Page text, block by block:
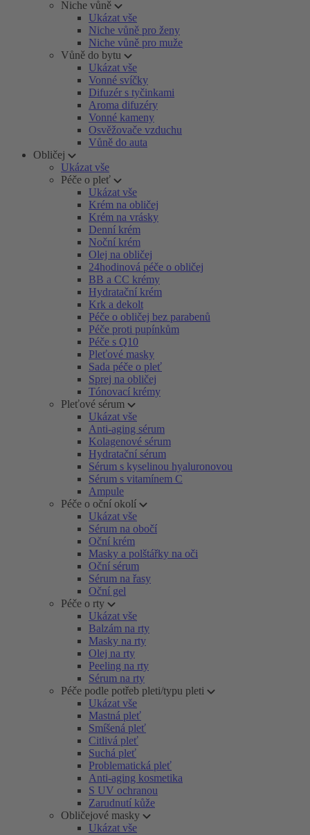
Niche vůně
Ukázat vše
Niche vůně pro ženy
Niche vůně pro muže
Vůně do bytu
Ukázat vše
Vonné svíčky
Difuzér s tyčinkami
Aroma difuzéry
Vonné kameny
Osvěžovače vzduchu
Vůně do auta
Obličej
Ukázat vše
Péče o pleť
Ukázat vše
Krém na obličej
Krém na vrásky
Denní krém
Noční krém
Olej na obličej
24hodinová péče o obličej
BB a CC krémy
Hydratační krém
Krk a dekolt
Péče o obličej bez parabenů
Péče proti pupínkům
Péče s Q10
Pleťové masky
Sada péče o pleť
Sprej na obličej
Tónovací krémy
Pleťové sérum
Ukázat vše
Anti-aging sérum
Kolagenové sérum
Hydratační sérum
Sérum s kyselinou hyaluronovou
Sérum s vitamínem C
Ampule
Péče o oční okolí
Ukázat vše
Sérum na obočí
Oční krém
Masky a polštářky na oči
Oční sérum
Sérum na řasy
Oční gel
Péče o rty
Ukázat vše
Balzám na rty
Masky na rty
Olej na rty
Peeling na rty
Sérum na rty
Péče podle potřeb pleti/typu pleti
Ukázat vše
Mastná pleť
Smíšená pleť
Citlivá pleť
Suchá pleť
Problematická pleť
Anti-aging kosmetika
S UV ochranou
Zarudnutí kůže
Obličejové masky
Ukázat vše